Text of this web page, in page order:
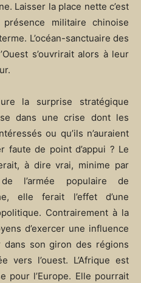
Laisser la place nette c’est
présence militaire chinoise
L’océan-sanctuaire des
s’ouvrirait alors à leur
la surprise stratégique
dans une crise dont les
ou qu’ils n’auraient
faute de point d’appui ? Le
à dire vrai, minime par
l’armée populaire de
elle ferait l’effet d’une
Contrairement à la
d’exercer une influence
son giron des régions
vers l’ouest. L’Afrique est
pour l’Europe. Elle pourrait